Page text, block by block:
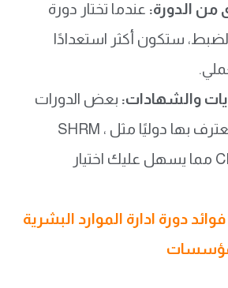
من الدورة: عندما تختار دورة
ستكون أكثر استعدادًا
والشهادات: بعض الدورات
تمنحك شهادات معترف بها دوليًا مثل SHRM ،
CIPD ، PHR/SPHR مما يسهل عليك اختيار
فوائد دورة ادارة الموارد البشرية